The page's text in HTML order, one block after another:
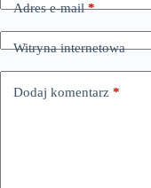
Adres e-mail*
Witryna internetowa
Dodaj komentarz *